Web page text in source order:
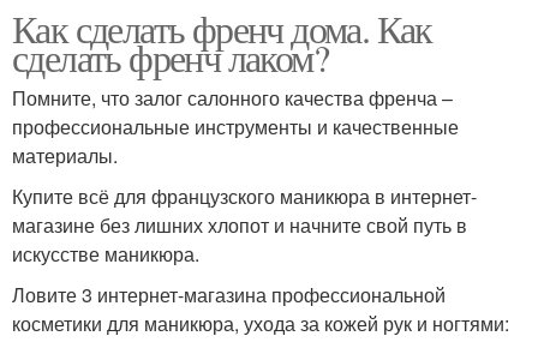
Как сделать френч дома. Как
сделать френч лаком?
Помните, что залог салонного качества френча –
профессиональные инструменты и качественные
материалы.
Купите всё для французского маникюра в интернет-
магазине без лишних хлопот и начните свой путь в
искусстве маникюра.
Ловите 3 интернет-магазина профессиональной
косметики для маникюра, ухода за кожей рук и ногтями: